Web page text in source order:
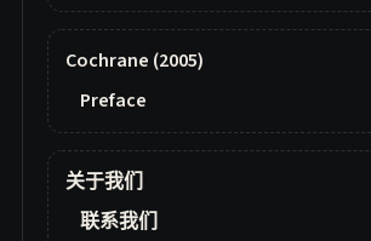
Cochrane (2005)
Preface
关于我们
联系我们